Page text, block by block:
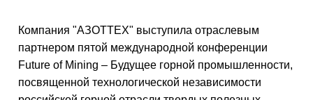
Компания "АЗОТТЕХ" выступила отраслевым
партнером пятой международной конференции
Future of Mining – Будущее горной промышленности,
посвященной технологической независимости